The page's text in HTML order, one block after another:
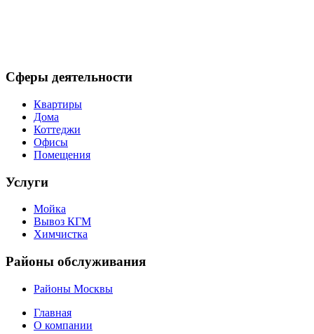
Сферы деятельности
Квартиры
Дома
Коттеджи
Офисы
Помещения
Услуги
Мойка
Вывоз КГМ
Химчистка
Районы обслуживания
Районы Москвы
Главная
О компании